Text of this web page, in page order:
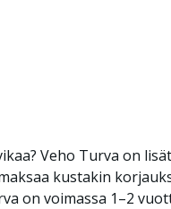
Veho Turva on
kustakin
on voimassa 1–2